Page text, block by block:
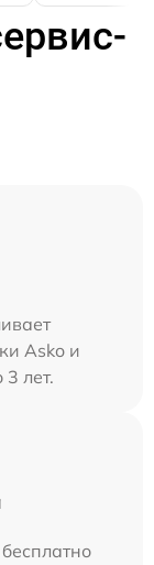
Asko и
лет.